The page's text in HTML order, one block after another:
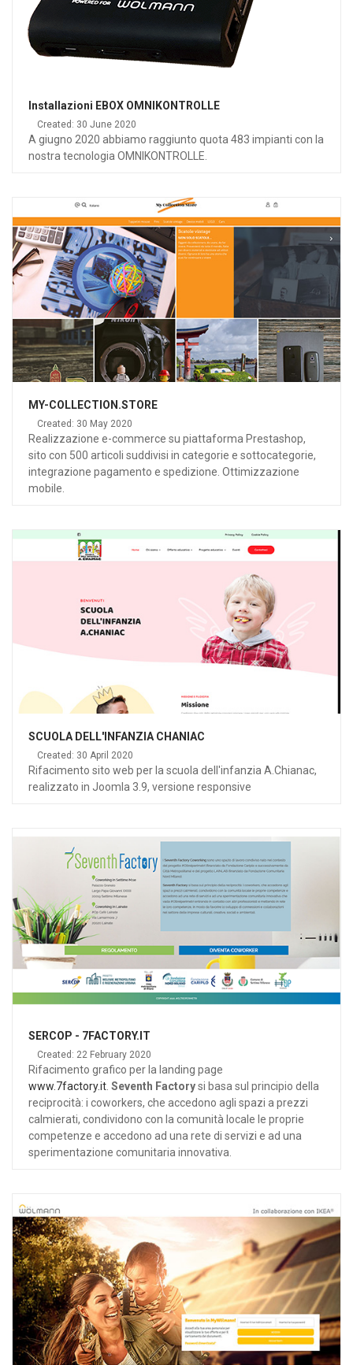
Installazioni EBOX OMNIKONTROLLE
Created: 30 June 2020
A giugno 2020 abbiamo raggiunto quota 483 impianti con la
nostra tecnologia OMNIKONTROLLE.
MY-COLLECTION.STORE
Created: 30 May 2020
Realizzazione e-commerce su piattaforma Prestashop,
sito con 500 articoli suddivisi in categorie e sottocategorie,
integrazione pagamento e spedizione. Ottimizzazione
mobile.
SCUOLA DELL'INFANZIA CHANIAC
Created: 30 April 2020
Rifacimento sito web per la scuola dell'infanzia A.Chianac,
realizzato in Joomla 3.9, versione responsive
SERCOP - 7FACTORY.IT
Created: 22 February 2020
Rifacimento grafico per la landing page
www.7factory.it Seventh Factorysi basa sul principio della
reciprocità: i coworkers, che accedono agli spazi a prezzi
calmierati, condividono con la comunità locale le proprie
competenze e accedono ad una rete di servizi e ad una
sperimentazione comunitaria innovativa.